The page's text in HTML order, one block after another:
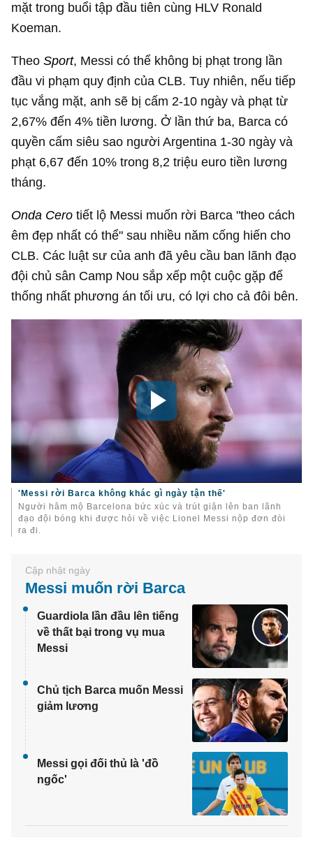
mặt trong buổi tập đầu tiên cùng HLV Ronald
Koeman.
TheoSport, Messi có thể không bị phạt trong lần
đầu vi phạm quy định của CLB. Tuy nhiên, nếu tiếp
tục vắng mặt, anh sẽ bị cấm 2-10 ngày và phạt từ
2,67% đến 4% tiền lương. Ở lần thứ ba, Barca có
quyền cấm siêu sao người Argentina 1-30 ngày và
phạt 6,67 đến 10% trong 8,2 triệu euro tiền lương
tháng.
Onda Cero tiết lộ Messi muốn rời Barca "theo cách
êm đẹp nhất có thể" sau nhiều năm cống hiến cho
CLB. Các luật sư của anh đã yêu cầu ban lãnh đạo
đội chủ sân Camp Nou sắp xếp một cuộc gặp để
thống nhất phương án tối ưu, có lợi cho cả đôi bên.
'Messi rời Barca không khác gì ngày tận thế'
Người hâm mộ Barcelona bức xúc và trút giận lên ban lãnh
đạo đội bóng khi được hỏi về việc Lionel Messi nộp đơn đòi
ra đi.
Messi muốn rời Barca
Guardiola lần đầu lên tiếng
về thất bại trong vụ mua
Messi
Chủ tịch Barca muốn Messi
giảm lương
Messi gọi đối thủ là 'đồ
ngốc'